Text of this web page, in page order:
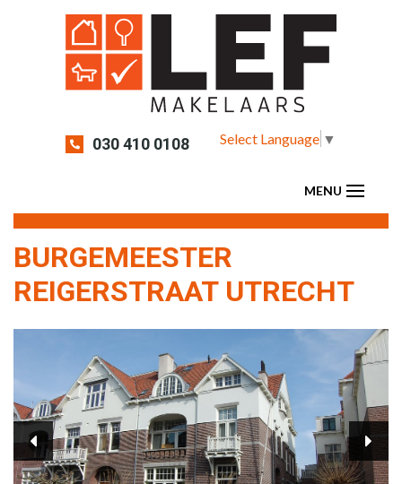
030 410 0108 Select Language ▼
BURGEMEESTER
REIGERSTRAAT UTRECHT